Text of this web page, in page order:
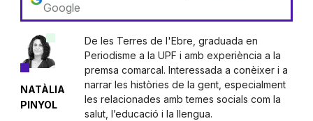
Google
NATÀLIA
PINYOL
De les Terres de l'Ebre, graduada en
Periodisme a la UPF i amb experiència a la
premsa comarcal. Interessada a conèixer i a
narrar les històries de la gent, especialment
les relacionades amb temes socials com la
salut, l’educació i la llengua.